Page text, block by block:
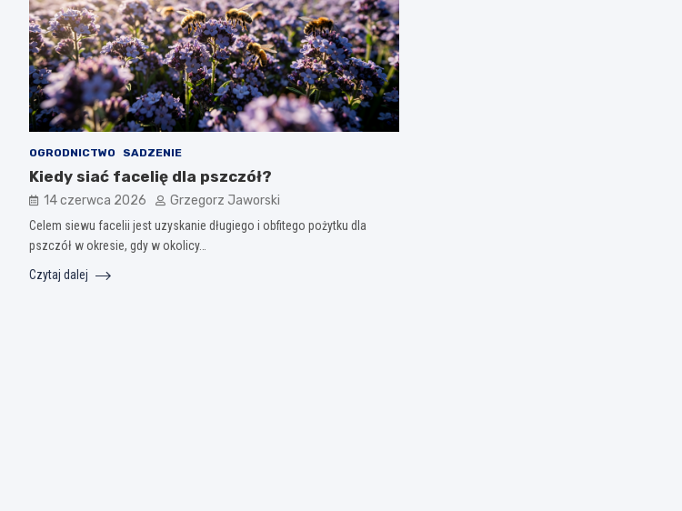
OGRODNICTWO SADZENIE
Kiedy siać facelię dla pszczół?
14 czerwca 2026 Grzegorz Jaworski
Celem siewu facelii jest uzyskanie długiego i obfitego pożytku dla
pszczół w okresie, gdy w okolicy…
Czytaj dalej